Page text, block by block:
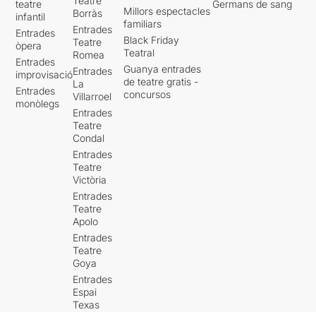
teatre
infantil
Entrades
òpera
Entrades
improvisació
Entrades
monòlegs
Borràs
Entrades
Teatre
Romea
Entrades
La
Villarroel
Entrades
Teatre
Condal
Entrades
Teatre
Victòria
Entrades
Teatre
Apolo
Entrades
Teatre
Goya
Entrades
Espai
Texas
Millors espectacles
familiars
Black Friday
Teatral
Guanya entrades
de teatre gratis -
concursos
Germans de sang